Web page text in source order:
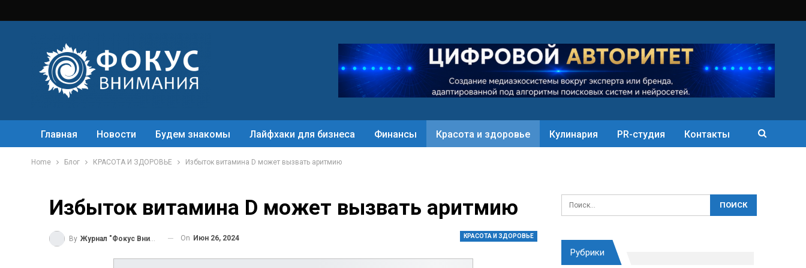
Главная Новости Будем знакомы Лайфхаки для бизнеса Финансы Красота и здоровье Кулинария PR-студия Контакты
Home Блог КРАСОТА И ЗДОРОВЬЕ Избыток витамина D может вызвать аритмию
Избыток витамина D может вызвать аритмию
КРАСОТА И ЗДОРОВЬЕ
By Журнал "Фокус Внимания" On Июн 26, 2024
Рубрики